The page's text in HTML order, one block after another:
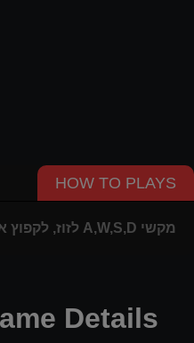
HOW TO PLAYS
מקשי A,W,S,D לזוז, לקפוץ או להתכופף, עכבר לכוון ולירות, מקש Q או Shift למעבר בין כלי נשק.
Details